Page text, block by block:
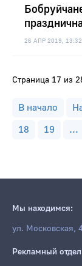
26 АПР 2019, 13:32
Страница 17 из
В начало
18
19 ...
Мы находимся:
ул. Московская,
Рекламный